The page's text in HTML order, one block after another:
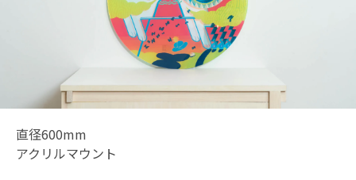
直径600mm
アクリルマウント